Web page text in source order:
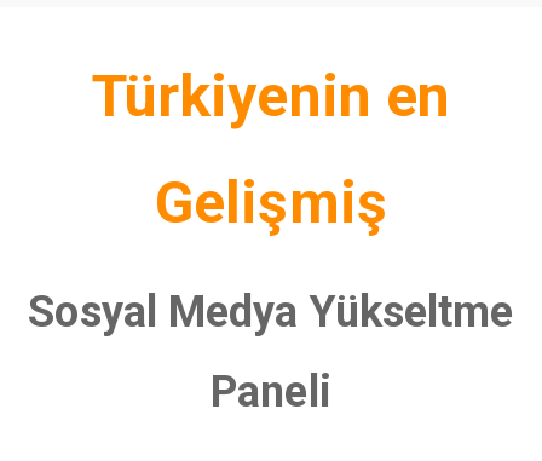
Türkiyenin en
Gelişmiş
Sosyal Medya Yükseltme
Paneli